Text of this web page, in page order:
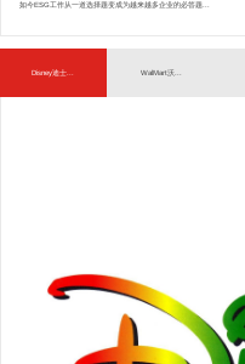
如今ESG工作从一道选择题变成为越来越多企业的必答题...
Disney迪士... WalMart沃...